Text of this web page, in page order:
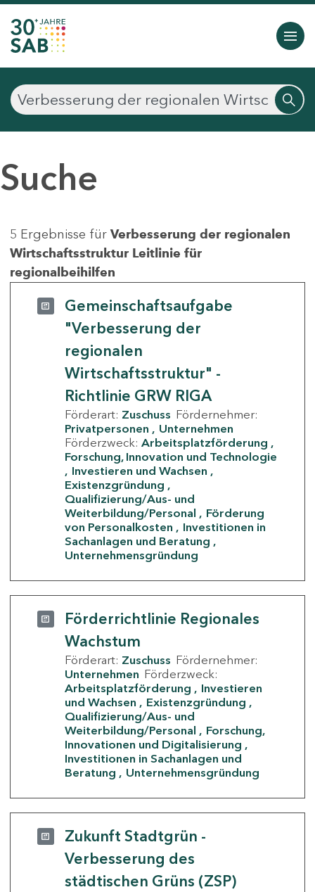
Suche
5 Ergebnisse für Verbesserung der regionalen
Wirtschaftsstruktur Leitlinie für
regionalbeihilfen
Gemeinschaftsaufgabe
"Verbesserung der
regionalen
Wirtschaftsstruktur" -
Richtlinie GRW RIGA
Förderart: Zuschuss Fördernehmer:
Privatpersonen
Unternehmen
Förderzweck: Arbeitsplatzförderung
Forschung, Innovation und Technologie
Investieren und Wachsen
Existenzgründung
Qualifizierung/Aus- und
Weiterbildung/Personal
Förderung
von Personalkosten
Investitionen in
Sachanlagen und Beratung
Unternehmensgründung
Förderrichtlinie Regionales
Wachstum
Förderart: Zuschuss Fördernehmer:
Unternehmen Förderzweck:
Arbeitsplatzförderung
Investieren
und Wachsen
Existenzgründung
Qualifizierung/Aus- und
Weiterbildung/Personal
Forschung,
Innovationen und Digitalisierung
Investitionen in Sachanlagen und
Beratung
Unternehmensgründung
Zukunft Stadtgrün -
Verbesserung des
städtischen Grüns (ZSP)